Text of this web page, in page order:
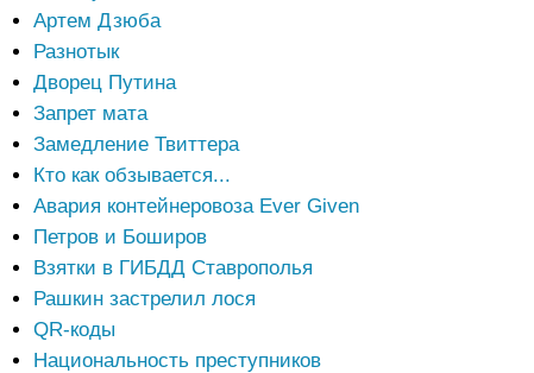
Артем Дзюба
Разнотык
Дворец Путина
Запрет мата
Замедление Твиттера
Кто как обзывается...
Авария контейнеровоза Ever Given
Петров и Боширов
Взятки в ГИБДД Ставрополья
Рашкин застрелил лося
QR-коды
Национальность преступников